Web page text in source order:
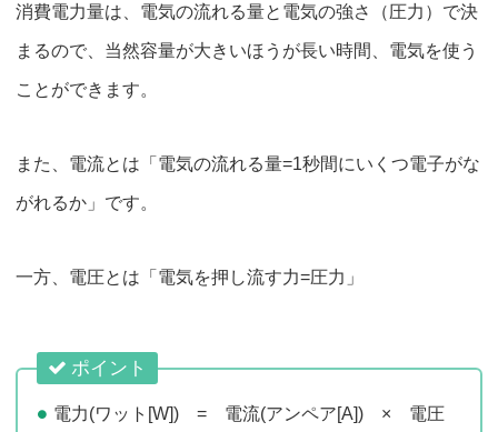
消費電力量は、電気の流れる量と電気の強さ（圧力）で決
まるので、当然容量が大きいほうが長い時間、電気を使う
ことができます。
また、電流とは「電気の流れる量=1秒間にいくつ電子がな
がれるか」です。
一方、電圧とは「電気を押し流す力=圧力」
ポイント
電力(ワット[W]) = 電流(アンペア[A]) × 電圧